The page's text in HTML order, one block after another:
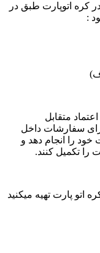
کره اتوپارت طبق در
:
متقابل
سفارشات داخل
را انجام دهد و
را تکمیل کنند.
اتو پارت تهیه میکنید